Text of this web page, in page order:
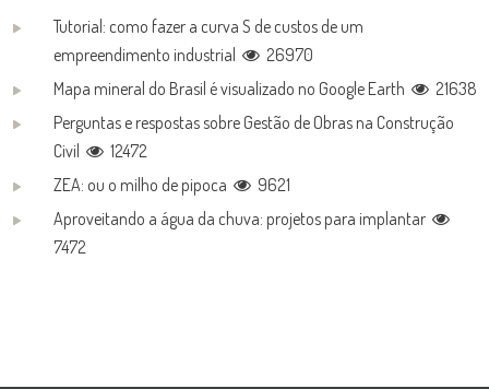
Tutorial: como fazer a curva S de custos de um
empreendimento industrial
26970
Mapa mineral do Brasil é visualizado no Google Earth
21638
Perguntas e respostas sobre Gestão de Obras na Construção
Civil
12472
ZEA: ou o milho de pipoca
9621
Aproveitando a água da chuva: projetos para implantar
7472